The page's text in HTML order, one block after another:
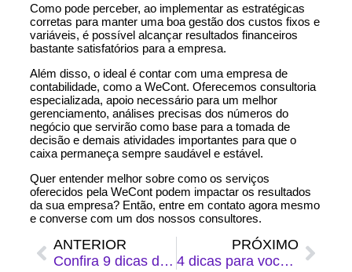
Como pode perceber, ao implementar as estratégicas
corretas para manter uma boa gestão dos custos fixos e
variáveis, é possível alcançar resultados financeiros
bastante satisfatórios para a empresa.
Além disso, o ideal é contar com uma empresa de
contabilidade, como a WeCont. Oferecemos consultoria
especializada, apoio necessário para um melhor
gerenciamento, análises precisas dos números do
negócio que servirão como base para a tomada de
decisão e demais atividades importantes para que o
caixa permaneça sempre saudável e estável.
Quer entender melhor sobre como os serviços
oferecidos pela WeCont podem impactar os resultados
da sua empresa? Então, entre em contato agora mesmo
e converse com um dos nossos consultores.
ANTERIOR
Confira 9 dicas de como promover a diversidade nas empresas
PRÓXIMO
4 dicas para você organizar o tempo e cuidar melhor dos negócios